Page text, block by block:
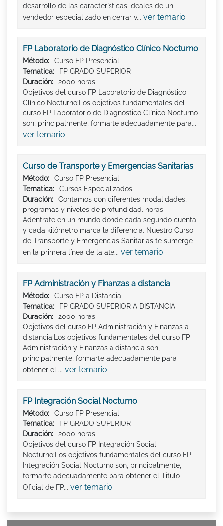
desarrollo de las características ideales de un
vendedor especializado en cerrar v... ver temario
FP Laboratorio de Diagnóstico Clínico Nocturno
Método:
Curso FP Presencial
Tematica:
FP GRADO SUPERIOR
Duración:
2000 horas
Objetivos del curso FP Laboratorio de Diagnóstico
Clínico Nocturno:Los objetivos fundamentales del
curso FP Laboratorio de Diagnóstico Clínico Nocturno
son, principalmente, formarte adecuadamente para...
ver temario
Curso de Transporte y Emergencias Sanitarias
Método:
Curso FP Presencial
Tematica:
Cursos Especializados
Duración:
Contamos con diferentes modalidades,
programas y niveles de profundidad. horas
Adéntrate en un mundo donde cada segundo cuenta
y cada kilómetro marca la diferencia. Nuestro Curso
de Transporte y Emergencias Sanitarias te sumerge
en la primera línea de la ate... ver temario
FP Administración y Finanzas a distancia
Método:
Curso FP a Distancia
Tematica:
FP GRADO SUPERIOR A DISTANCIA
Duración:
2000 horas
Objetivos del curso FP Administración y Finanzas a
distancia:Los objetivos fundamentales del curso FP
Administración y Finanzas a distancia son,
principalmente, formarte adecuadamente para
obtener el ... ver temario
FP Integración Social Nocturno
Método:
Curso FP Presencial
Tematica:
FP GRADO SUPERIOR
Duración:
2000 horas
Objetivos del curso FP Integración Social
Nocturno:Los objetivos fundamentales del curso FP
Integración Social Nocturno son, principalmente,
formarte adecuadamente para obtener el Titulo
Oficial de FP... ver temario